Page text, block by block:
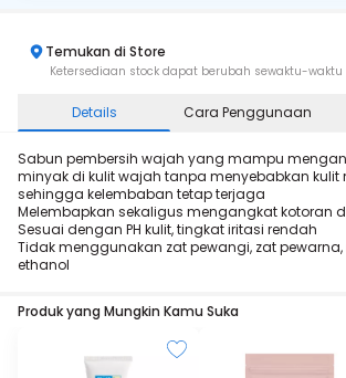
Temukan di Store
Ketersediaan stock dapat berubah sewaktu-waktu
Details Cara Penggunaan
Sabun pembersih wajah yang mampu
minyak di kulit wajah tanpa menyebabkan kulit
sehingga kelembaban tetap terjaga
Melembapkan sekaligus mengangkat kotoran
Sesuai dengan PH kulit, tingkat iritasi rendah
Tidak menggunakan zat pewangi, zat
ethanol
Produk yang Mungkin Kamu Suka